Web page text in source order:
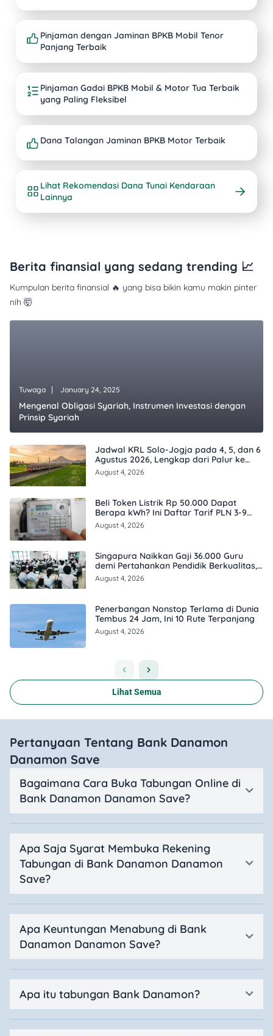
Pinjaman dengan Jaminan BPKB Mobil Tenor
Panjang Terbaik
Pinjaman Gadai BPKB Mobil & Motor Tua Terbaik
yang Paling Fleksibel
Dana Talangan Jaminan BPKB Motor Terbaik
Lihat Rekomendasi Dana Tunai Kendaraan
Lainnya
Berita finansial yang sedang trending 📈
Kumpulan berita finansial 🔥 yang bisa bikin kamu makin pinter
nih 🤯
Tuwaga January 24, 2025
Mengenal Obligasi Syariah, Instrumen Investasi dengan
Prinsip Syariah
Jadwal KRL Solo-Jogja pada 4, 5, dan 6
Agustus 2026, Lengkap dari Palur ke
Tugu
August 4, 2026
Beli Token Listrik Rp 50.000 Dapat
Berapa kWh? Ini Daftar Tarif PLN 3-9
Agustus 2026
August 4, 2026
Singapura Naikkan Gaji 36.000 Guru
demi Pertahankan Pendidik Berkualitas,
Ini Besarannya
August 4, 2026
Penerbangan Nonstop Terlama di Dunia
Tembus 24 Jam, Ini 10 Rute Terpanjang
August 4, 2026
Lihat Semua
Pertanyaan Tentang Bank Danamon
Danamon Save
Bagaimana Cara Buka Tabungan Online di
Bank Danamon Danamon Save?
Apa Saja Syarat Membuka Rekening
Tabungan di Bank Danamon Danamon
Save?
Apa Keuntungan Menabung di Bank
Danamon Danamon Save?
Apa itu tabungan Bank Danamon?